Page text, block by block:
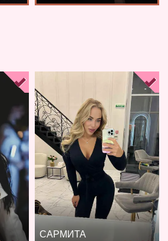
САРМИТА